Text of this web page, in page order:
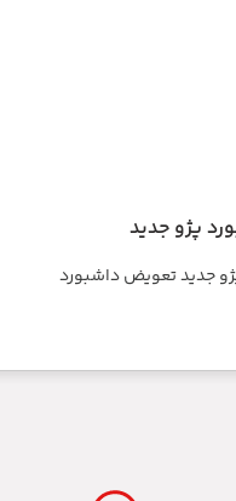
پژو جدید
جدید تعویض داشبورد